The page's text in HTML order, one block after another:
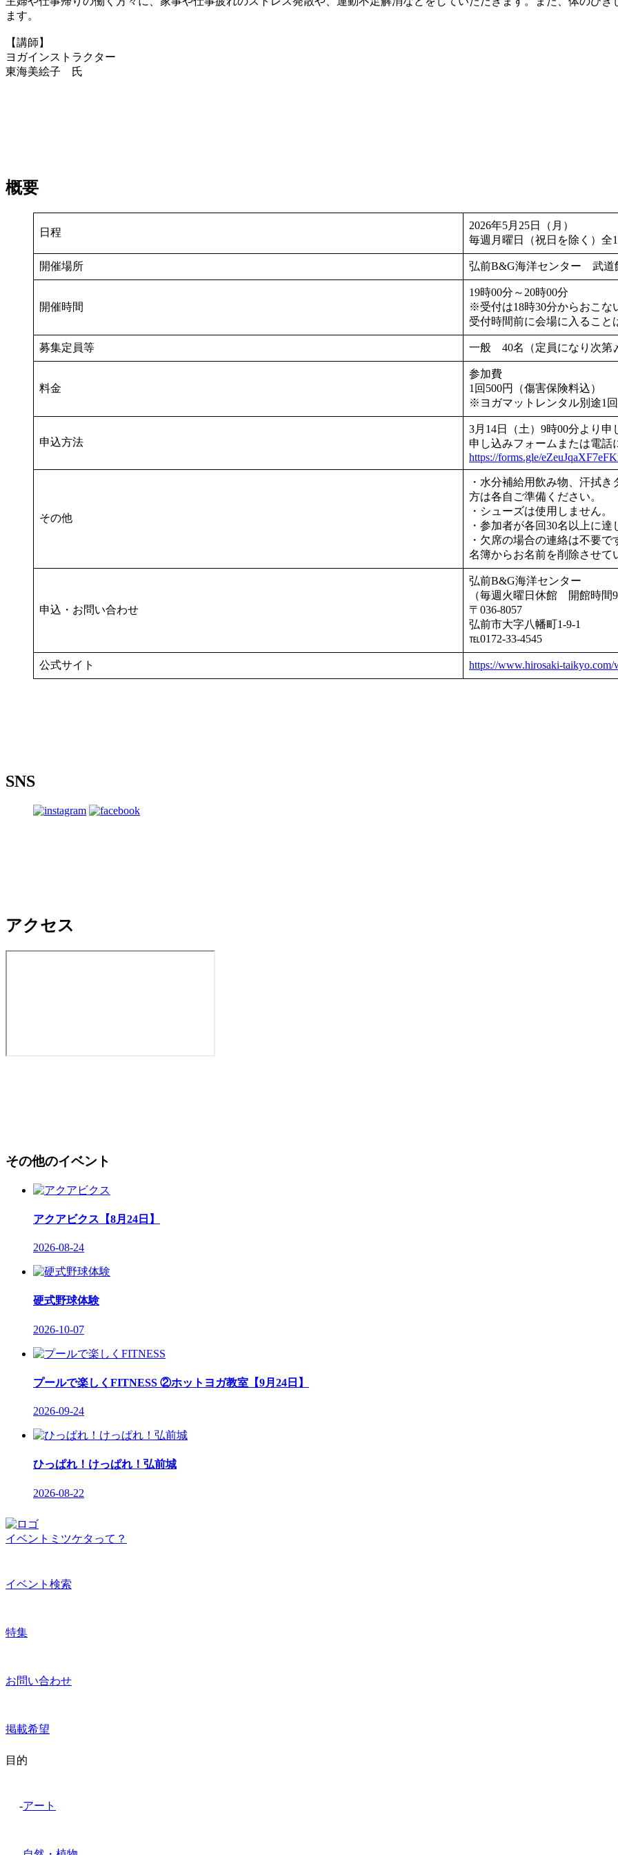
ます。
【講師】
ヨガインストラクター
東海美絵子 氏
概要
日程
2026年5月25日（月）
毎週月曜日（祝日を除く）全
開催場所 弘前B&G海洋センター 武道
開催時間
19時00分～20時00分
※受付は18時30分からおこ
受付時間前に会場に入るこ
募集定員等 一般 40名（定員になり次第
料金
参加費
1回500円（傷害保険料込）
※ヨガマットレンタル別途1
申込方法
3月14日（土）9時00分より申
申し込みフォームまたは電
https://forms.gle/
その他
・水分補給用飲み物、汗拭
方は各自ご準備
・シューズは使用しません。
・参加者が各回30名以上に
・欠席の場合の連絡は不要
名簿からお名前を削除させて
申込・お問い合わせ
弘前B&G海洋センター
（毎週火曜日休館 開館時間
〒036-8057
弘前市大字八幡町1-9-1
℡0172-33-4545
公式サイト https://www.hirosaki-taikyo.com/
SNS
アクセス
その他のイベント
アクアビクス【8月24日】
2026-08-24
硬式野球体験
2026-10-07
プールで楽しくFITNESS ②ホットヨガ教室【9月24日】
2026-09-24
ひっぱれ！けっぱれ！弘前城
2026-08-22
イベントミツケタって？
イベント検索
特集
お問い合わせ
掲載希望
目的
-アート